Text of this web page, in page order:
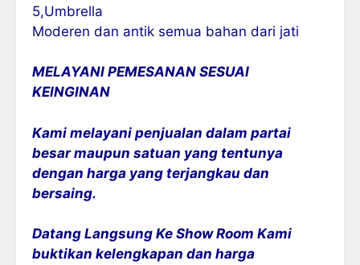
5,Umbrella
Moderen dan antik semua bahan dari jati
MELAYANI PEMESANAN SESUAI
KEINGINAN
Kami melayani penjualan dalam partai
besar maupun satuan yang tentunya
dengan harga yang terjangkau dan
bersaing.
Datang Langsung Ke Show Room Kami
buktikan kelengkapan dan harga